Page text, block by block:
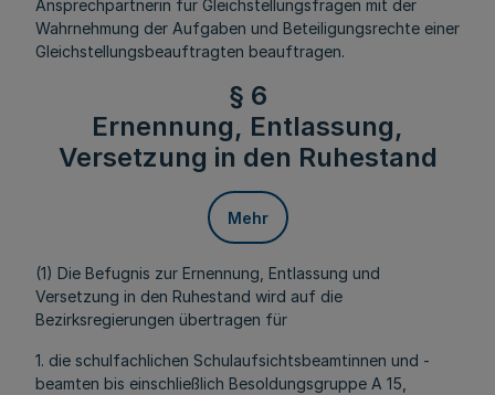
Ansprechpartnerin für Gleichstellungsfragen mit der
Wahrnehmung der Aufgaben und Beteiligungsrechte einer
Gleichstellungsbeauftragten beauftragen.
§ 6
Ernennung, Entlassung,
Versetzung in den Ruhestand
Mehr
(1) Die Befugnis zur Ernennung, Entlassung und
Versetzung in den Ruhestand wird auf die
Bezirksregierungen übertragen für
1. die schulfachlichen Schulaufsichtsbeamtinnen und -
beamten bis einschließlich Besoldungsgruppe A 15,